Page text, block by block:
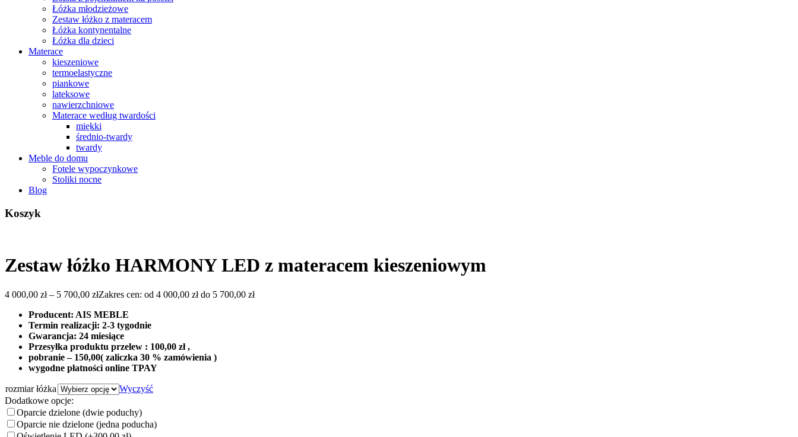
Łóżka młodzieżowe
Zestaw łóżko z materacem
Łóżka kontynentalne
Łóżka dla dzieci
Materace
kieszeniowe
termoelastyczne
piankowe
lateksowe
nawierzchniowe
Materace według twardości
miękki
średnio-twardy
twardy
Meble do domu
Fotele wypoczynkowe
Stoliki nocne
Blog
Koszyk
Zestaw łóżko HARMONY LED z materacem kieszeniowym
4 000,00 zł – 5 700,00 złZakres cen: od 4 000,00 zł do 5 700,00 zł
Producent: AIS MEBLE
Termin realizacji: 2-3 tygodnie
Gwarancja: 24 miesiące
Przesyłka produktu przelew : 100,00 zł ,
pobranie – 150,00( zaliczka 30 % zamówienia )
wygodne płatności online TPAY
rozmiar łóżka
Wyczyść
Dodatkowe opcje:
Oparcie dzielone (dwie poduchy)
Oparcie nie dzielone (jedna poducha)